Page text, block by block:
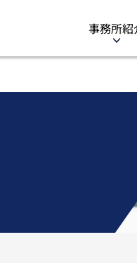
事務所紹